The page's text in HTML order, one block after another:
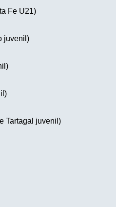
Fe U21)
juvenil)
Tartagal juvenil)